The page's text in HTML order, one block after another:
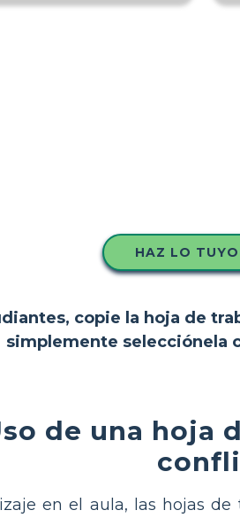
HAZ LO TUYO
copie la hoja de
simplemente selecciónela
de una hoja
en el aula, las hojas